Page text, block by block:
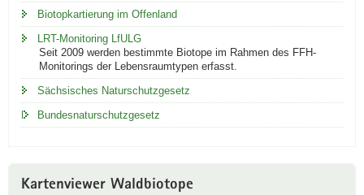
der
Kartierung
Landeswald
die
zweite
Jahreszahl
den
Kartierung
Biotopkartierung im Offenland
LRT-Monitoring LfULG
Seit 2009 werden bestimmte Biotope im Rahmen des FFH-
Monitorings der Lebensraumtypen erfasst.
Sächsisches Naturschutzgesetz
Bundesnaturschutzgesetz
Kartenviewer Waldbiotope